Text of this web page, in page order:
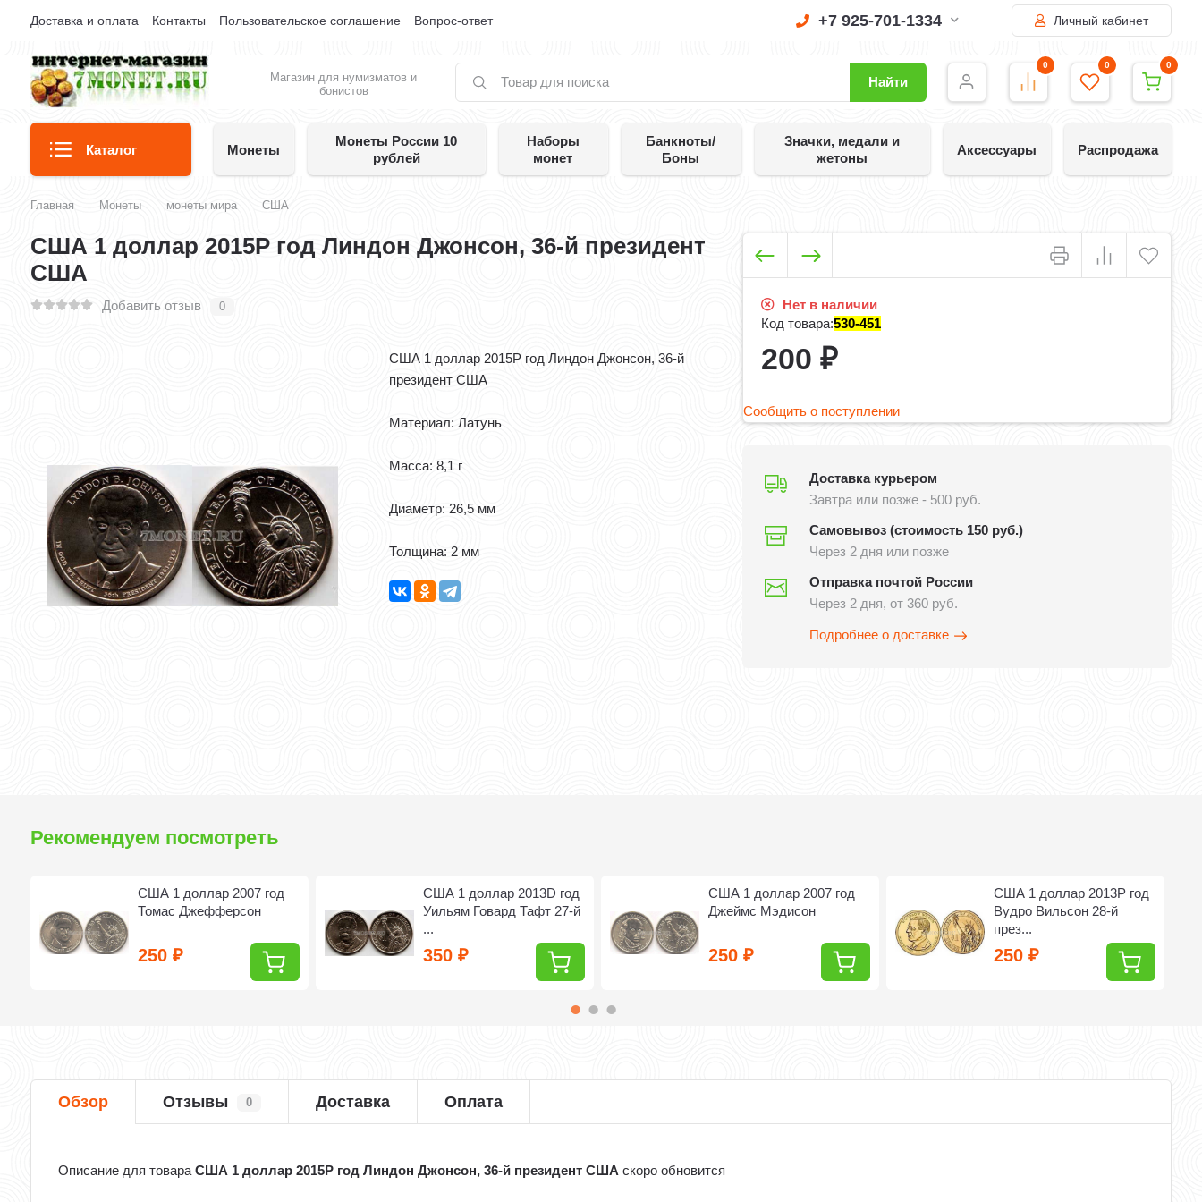
Доставка и оплата Контакты Пользовательское соглашение Вопрос-ответ +7 925-701-1334 Личный кабинет
Магазин для нумизматов и
бонистов
Найти
0 0 0
Каталог Монеты
Монеты России 10
рублей
Наборы
монет
Банкноты/
Боны
Значки, медали и
жетоны
Аксессуары Распродажа
Главная Монеты монеты мира США
США 1 доллар 2015P год Линдон Джонсон, 36-й президент
США
Добавить отзыв 0
США 1 доллар 2015P год Линдон Джонсон, 36-й
президент США
Материал: Латунь
Масса: 8,1 г
Диаметр: 26,5 мм
Толщина: 2 мм
Нет в наличии
Код товара:530-451
200 ₽
Сообщить о поступлении
Доставка курьером
Завтра или позже - 500 руб.
Самовывоз (стоимость 150 руб.)
Через 2 дня или позже
Отправка почтой России
Через 2 дня, от 360 руб.
Подробнее о доставке
Рекомендуем посмотреть
США 1 доллар 2007 год
Томас Джефферсон
250₽
США 1 доллар 2013D год
Уильям Говард Тафт 27-й
...
350₽
США 1 доллар 2007 год
Джеймс Мэдисон
250₽
США 1 доллар 2013Р год
Вудро Вильсон 28-й
през...
250₽
Обзор Отзывы 0 Доставка Оплата
Описание для товараСША 1 доллар 2015P год Линдон Джонсон, 36-й президент США скоро обновится